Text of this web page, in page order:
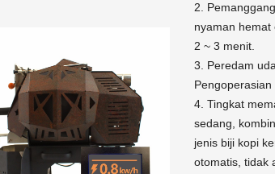
2.
nyaman hemat
2 ~ 3 menit.
3. Peredam
4. Tingkat
sedang,
jenis biji kopi
otomatis, tidak